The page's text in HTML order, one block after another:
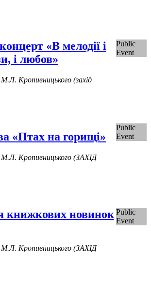
«В мелодії і
і любов»
Кропивницького (захід
Public
Event
«Птах на горищі»
Кропивницького (ЗАХІД
Public
Event
книжкових новинок
Кропивницького (ЗАХІД
Public
Event